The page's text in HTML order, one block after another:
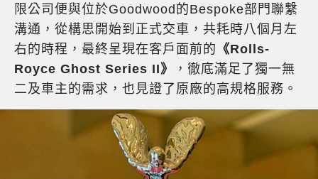
限公司便與位於Goodwood的Bespoke部門聯繫
溝通，從構思開始到正式交車，共耗時八個月左
右的時程，最終呈現在客戶面前的 《Rolls-
Royce Ghost Series II》
，徹底滿足了獨一無
二及車主的需求，也見證了原廠的高規格服務。